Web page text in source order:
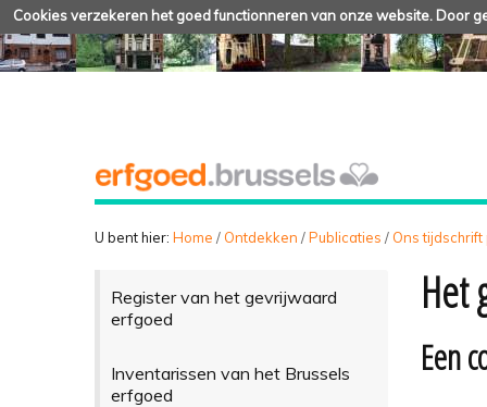
Cookies verzekeren het goed functionneren van onze website. Door
U bent hier: Home / Ontdekken /Publicaties / Ons
Register van het gevrijwaard
erfgoed
Inventarissen van het Brussels
erfgoed
Het
Een